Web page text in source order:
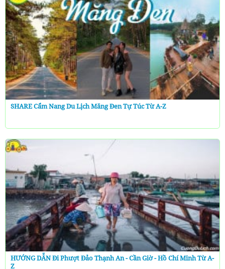
SHARE Cẩm Nang Du Lịch Măng Đen Tự Túc Từ A-Z
HƯỚNG DẪN Đi Phượt Đảo Thạnh An - Cần Giờ - Hồ Chí Minh Từ A-
Z